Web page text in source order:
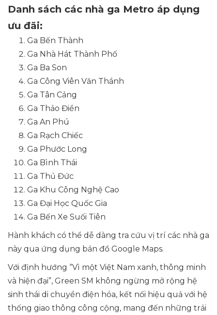
Danh sách các nhà ga Metro áp dụng
ưu đãi:
Ga Bến Thành
Ga Nhà Hát Thành Phố
Ga Ba Son
Ga Công Viên Văn Thánh
Ga Tân Cảng
Ga Thảo Điền
Ga An Phú
Ga Rạch Chiếc
Ga Phước Long
Ga Bình Thái
Ga Thủ Đức
Ga Khu Công Nghệ Cao
Ga Đại Học Quốc Gia
Ga Bến Xe Suối Tiên
Hành khách có thể dễ dàng tra cứu vị trí các nhà ga
này qua ứng dụng bản đồ Google Maps.
Với định hướng “Vì một Việt Nam xanh, thông minh
và hiện đại”, Green SM không ngừng mở rộng hệ
sinh thái di chuyển điện hóa, kết nối hiệu quả với hệ
thống giao thông công cộng, mang đến những trải